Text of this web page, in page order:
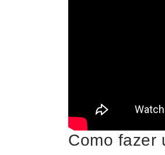
Como fazer